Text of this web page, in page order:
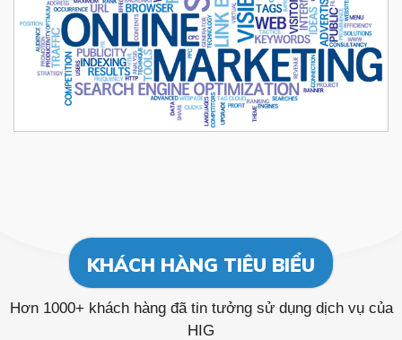
KHÁCH HÀNG TIÊU BIỂU
Hơn 1000+ khách hàng đã tin tưởng sử dụng dịch vụ của
HIG